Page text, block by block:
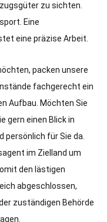
zu sichten.
Eine
eine präzise Arbeit.
packen unsere
fachgerecht ein
Aufbau. Möchten Sie
gern einen Blick in
persönlich für Sie da.
im Zielland um
den lästigen
abgeschlossen,
zuständigen Behörde